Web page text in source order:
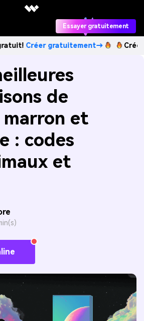
Essayer gratuitement
gratuitement→ Créez des
de
et
: codes
et